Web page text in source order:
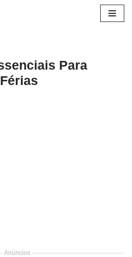
Para
Anúncios